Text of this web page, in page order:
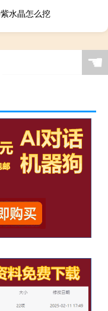
水晶怎么挖
☚